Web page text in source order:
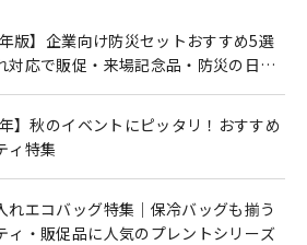
年版】企業向け防災セットおすすめ5選
対応で販促・来場記念品・防災の日に
年】秋のイベントにピッタリ！おすすめ
ィ特集
れエコバッグ特集｜保冷バッグも揃う
ィ・販促品に人気のプレントシリーズ